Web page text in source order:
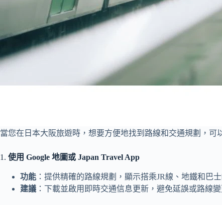
當您在日本大阪旅遊時，想要方便地找到路線和交通規劃，可
1. 使用 Google 地圖或 Japan Travel App
功能 ：提供精確的路線規劃，顯示搭乘JR線、地鐵和巴
建議 ：下載並啟用即時交通信息更新，避免延誤或路線變